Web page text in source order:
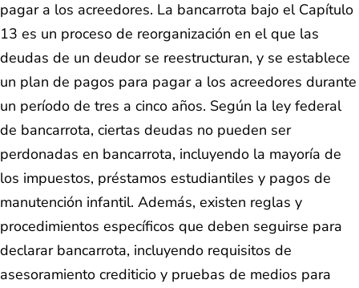
pagar a los acreedores. La bancarrota bajo el Capítulo
13 es un proceso de reorganización en el que las
deudas de un deudor se reestructuran, y se establece
un plan de pagos para pagar a los acreedores durante
un período de tres a cinco años. Según la ley federal
de bancarrota, ciertas deudas no pueden ser
perdonadas en bancarrota, incluyendo la mayoría de
los impuestos, préstamos estudiantiles y pagos de
manutención infantil. Además, existen reglas y
procedimientos específicos que deben seguirse para
declarar bancarrota, incluyendo requisitos de
asesoramiento crediticio y pruebas de medios para